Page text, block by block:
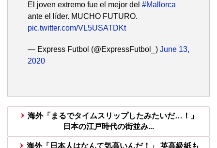
El joven extremo fue el mejor del #Mallorca
ante el líder. MUCHO FUTURO.
pic.twitter.com/VL5USATDKt
— Express Futbol (@ExpressFutbol_) June 13,
2020
海外「まるでタイムスリップしたみたいだ…！」
日本の江戸時代の街並み...
海外「日本人はなんて気高いんだ！」 英高級紙も